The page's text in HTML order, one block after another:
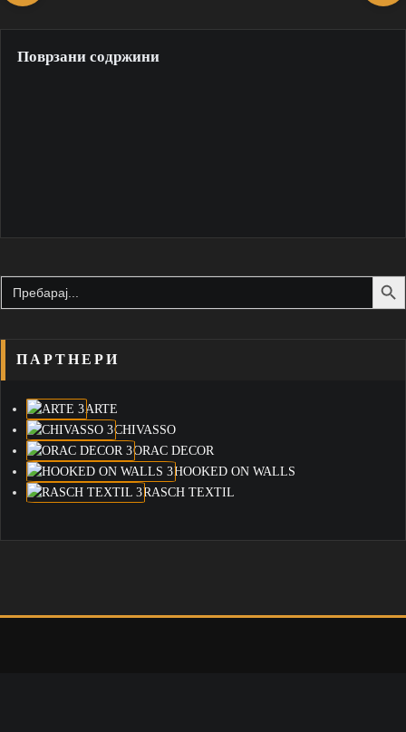
Поврзани содржини
Search
for:
Search
ПАРТНЕРИ
ARTE
CHIVASSO
ORAC DECOR
HOOKED ON WALLS
RASCH TEXTIL